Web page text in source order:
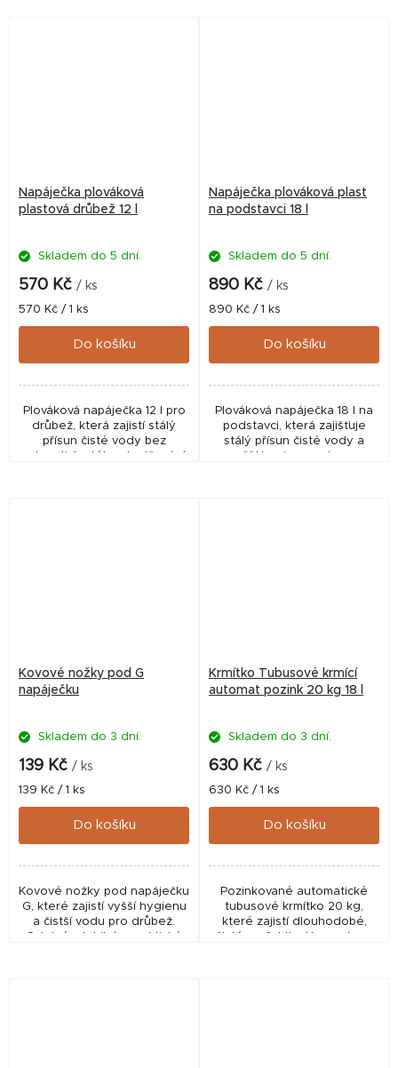
Napáječka plováková
plastová drůbež 12 l
Skladem do 5 dní.
570 Kč / ks
Měrná
cena:
570 Kč / 1 ks
Do košíku
Plováková napáječka 12 l pro
drůbež, která zajistí stálý
přísun čisté vody bez
nutnosti častého doplňování.
Napáječka plováková plast
na podstavci 18 l
Skladem do 5 dní.
890 Kč / ks
Měrná
cena:
890 Kč / 1 ks
Do košíku
Plováková napáječka 18 l na
podstavci, která zajišťuje
stálý přísun čisté vody a
vyšší hygienu v chovu.
Kovové nožky pod G
napáječku
Skladem do 3 dní.
139 Kč / ks
Měrná
cena:
139 Kč / 1 ks
Do košíku
Kovové nožky pod napáječku
G, které zajistí vyšší hygienu
a čistší vodu pro drůbež.
Krmítko Tubusové krmící
automat pozink 20 kg 18 l
Skladem do 3 dní.
630 Kč / ks
Měrná
cena:
630 Kč / 1 ks
Do košíku
Pozinkované automatické
tubusové krmítko 20 kg,
které zajistí dlouhodobé,